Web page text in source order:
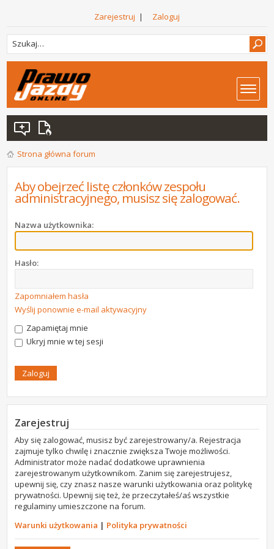
Zarejestruj | Zaloguj
Strona główna forum
Aby obejrzeć listę członków zespołu
administracyjnego, musisz się zalogować.
Nazwa użytkownika:
Hasło:
Zapomniałem hasła
Wyślij ponownie e-mail aktywacyjny
Zapamiętaj mnie
Ukryj mnie w tej sesji
Zarejestruj
Aby się zalogować, musisz być zarejestrowany/a. Rejestracja
zajmuje tylko chwilę i znacznie zwiększa Twoje możliwości.
Administrator może nadać dodatkowe uprawnienia
zarejestrowanym użytkownikom. Zanim się zarejestrujesz,
upewnij się, czy znasz nasze warunki użytkowania oraz politykę
prywatności. Upewnij się też, że przeczytałeś/aś wszystkie
regulaminy umieszczone na forum.
Warunki użytkowania | Polityka prywatności